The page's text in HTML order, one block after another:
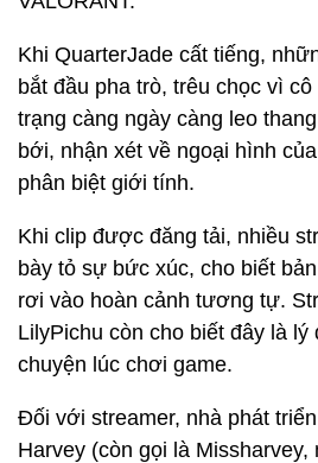
Khi QuarterJade cất tiếng,
bắt đầu pha trò, trêu chọc vì
trạng càng ngày càng leo
bới, nhận xét về ngoại hình
phân biệt giới tính.
Khi clip được đăng tải, nhiều
bày tỏ sự bức xúc, cho biết
rơi vào hoàn cảnh tương tự.
LilyPichu còn cho biết đây là lý
chuyện lúc chơi game.
Đối với streamer, nhà phát
Harvey (còn gọi là